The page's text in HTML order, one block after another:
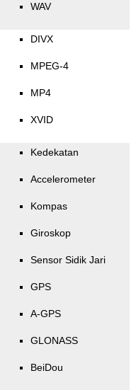
WAV
DIVX
MPEG-4
MP4
XVID
Kedekatan
Accelerometer
Kompas
Giroskop
Sensor Sidik Jari
GPS
A-GPS
GLONASS
BeiDou